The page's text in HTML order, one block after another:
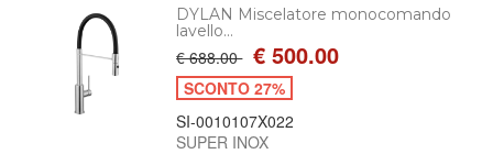
DYLAN Miscelatore monocomando
lavello...
€ 688.00 € 500.00
SCONTO 27%
SI-0010107X022
SUPER INOX